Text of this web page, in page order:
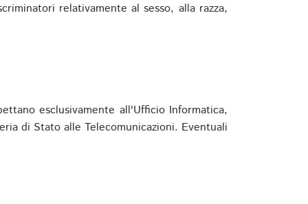
relativamente al sesso, alla razza,
esclusivamente all'Ufficio Informatica,
di Stato alle Telecomunicazioni. Eventuali